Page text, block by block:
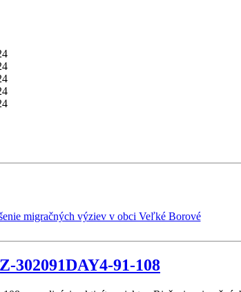
302091DAY4-91-108